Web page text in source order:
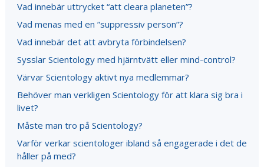
Vad innebär uttrycket “att cleara planeten”?
Vad menas med en ”suppressiv person”?
Vad innebär det att avbryta förbindelsen?
Sysslar Scientology med hjärntvätt eller mind-control?
Värvar Scientology aktivt nya medlemmar?
Behöver man verkligen Scientology för att klara sig bra i
livet?
Måste man tro på Scientology?
Varför verkar scientologer ibland så engagerade i det de
håller på med?